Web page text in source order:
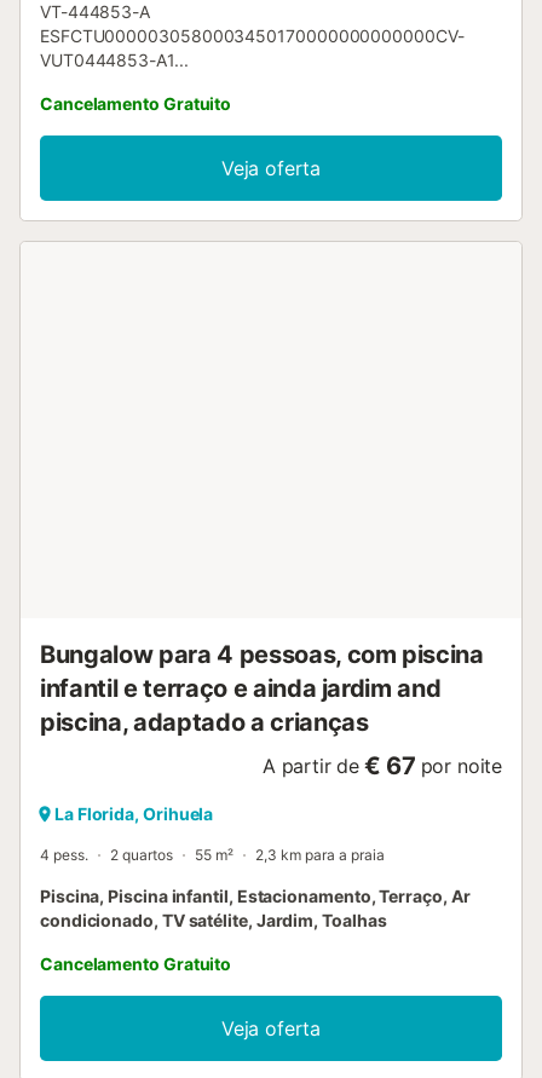
VT-444853-A
ESFCTU0000030580003450170000000000000CV-
VUT0444853-A1...
Cancelamento Gratuito
Veja oferta
Bungalow para 4 pessoas, com piscina
infantil e terraço e ainda jardim and
piscina, adaptado a crianças
A partir de € 67 por noite
La Florida, Orihuela
4 pess. 2 quartos 55 m² 2,3 km para a praia
Piscina, Piscina infantil, Estacionamento, Terraço, Ar
condicionado, TV satélite, Jardim, Toalhas
Cancelamento Gratuito
Veja oferta